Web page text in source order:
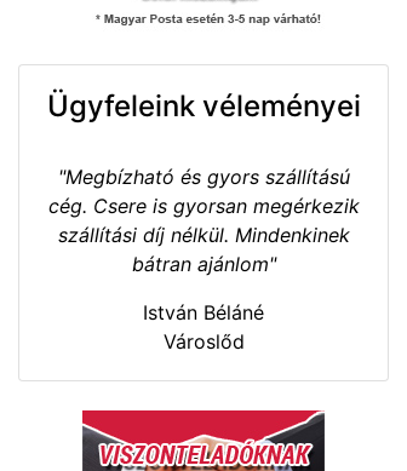
Ügyfeleink véleményei
"Megbízható és gyors szállítású
cég. Csere is gyorsan megérkezik
szállítási díj nélkül. Mindenkinek
bátran ajánlom"
István Béláné
Városlőd